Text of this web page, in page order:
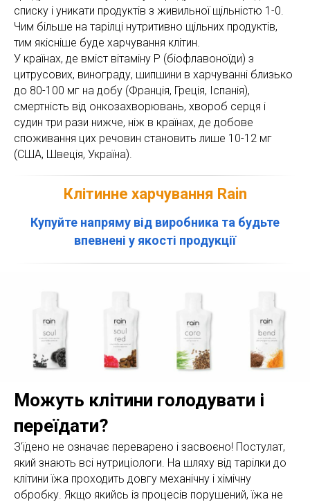
списку і уникати продуктів з живильної щільністю 1-0.
Чим більше на тарілці нутритивно щільних продуктів,
тим якісніше буде харчування клітин.
У країнах, де вміст вітаміну Р (біофлавоноїди) з
цитрусових, винограду, шипшини в харчуванні близько
до 80-100 мг на добу (Франція, Греція, Іспанія),
смертність від онкозахворювань, хвороб серця і
судин три рази нижче, ніж в країнах, де добове
споживання цих речовин становить лише 10-12 мг
(США, Швеція, Україна).
Клітинне харчування Rain
Купуйте напряму від виробника та будьте
впевнені у якості продукції
Можуть клітини голодувати і
переїдати?
З'їдено не означає переварено і засвоєно! Постулат,
який знають всі нутриціологи. На шляху від тарілки до
клітини їжа проходить довгу механічну і хімічну
обробку. Якщо якийсь із процесів порушений, їжа не